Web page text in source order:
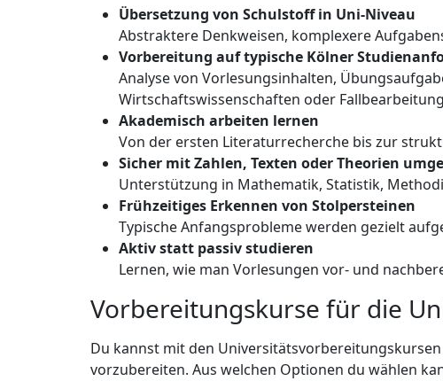
Übersetzung von Schulstoff in Uni-Niveau
Abstraktere Denkweisen, komplexere
Vorbereitung auf typische Kölner
Analyse von Vorlesungsinhalten,
Wirtschaftswissenschaften oder
Akademisch arbeiten lernen
Von der ersten Literaturrecherche bis zur
Sicher mit Zahlen, Texten oder Theorien
Unterstützung in Mathematik, Statistik,
Frühzeitiges Erkennen von Stolpersteinen
Typische Anfangsprobleme werden gezielt
Aktiv statt passiv studieren
Lernen, wie man Vorlesungen vor- und
Vorbereitungskurse für die
Du kannst mit den
vorzubereiten. Aus welchen Optionen du wählen